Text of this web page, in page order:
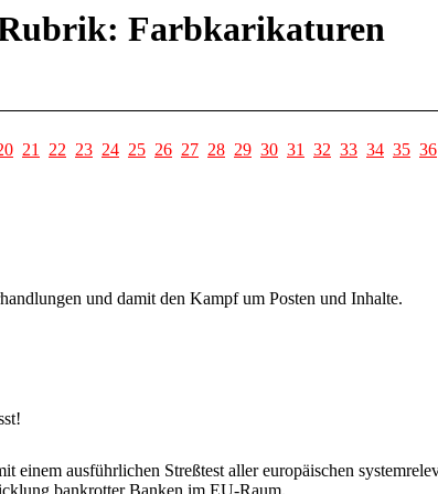
Farbkarikaturen
21 22 23 24 25 26 27 28 29 30 31 32 33 34 35 36
und damit den Kampf um Posten und Inhalte.
einem ausführlichen Streßtest aller europäischen